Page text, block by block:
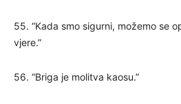
55. “Kada smo sigurni, možemo se
vjere.”
56. “Briga je molitva kaosu.”